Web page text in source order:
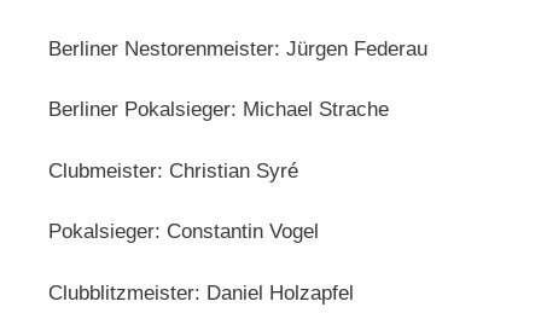
Berliner Nestorenmeister: Jürgen Federau
Berliner Pokalsieger: Michael Strache
Clubmeister: Christian Syré
Pokalsieger: Constantin Vogel
Clubblitzmeister: Daniel Holzapfel